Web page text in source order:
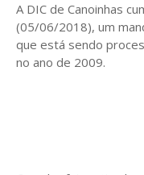
A DIC de Canoinhas
(05/06/2018), um
que está sendo
no ano de 2009.